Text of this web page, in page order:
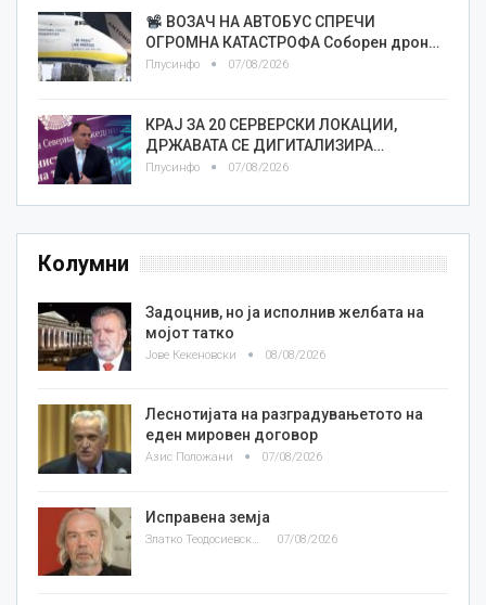
ВОЗАЧ НА АВТОБУС СПРЕЧИ
ОГРОМНА КАТАСТРОФА Соборен дрон…
Плусинфо 07/08/2026
КРАЈ ЗА 20 СЕРВЕРСКИ ЛОКАЦИИ,
ДРЖАВАТА СЕ ДИГИТАЛИЗИРА…
Плусинфо 07/08/2026
Колумни
Задоцнив, но ја исполнив желбата на
мојот татко
Јове Кекеновски 08/08/2026
Леснотијата на разградувањетото на
еден мировен договор
Азис Положани 07/08/2026
Исправена земја
Златко Теодосиевски 07/08/2026